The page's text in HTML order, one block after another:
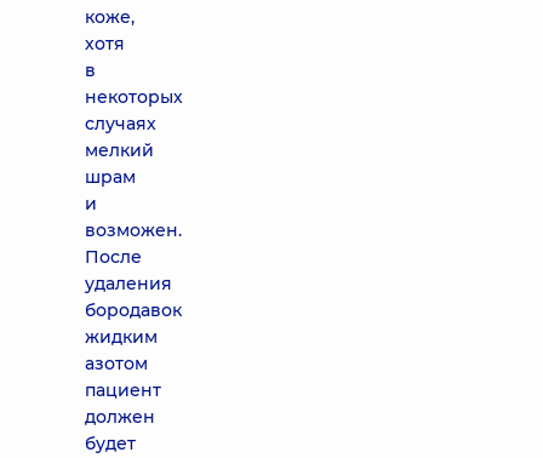
коже,
хотя
в
некоторых
случаях
мелкий
шрам
и
возможен.
После
удаления
бородавок
жидким
азотом
пациент
должен
будет